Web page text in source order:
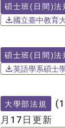
碩士班(日間)法
國立臺中教育
碩士班(日間)法
英語學系碩士
大學部法規
月17日更新